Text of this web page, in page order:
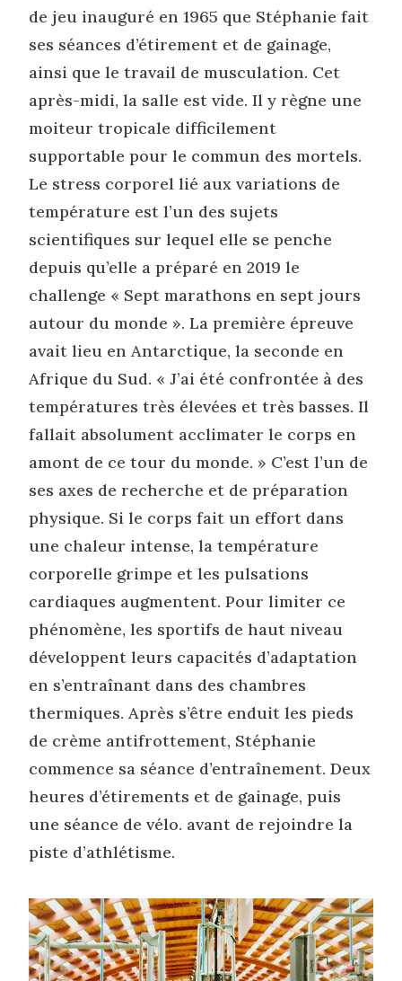
de jeu inauguré en 1965 que Stéphanie fait
ses séances d’étirement et de gainage,
ainsi que le travail de musculation. Cet
après-midi, la salle est vide. Il y règne une
moiteur tropicale difficilement
supportable pour le commun des mortels.
Le stress corporel lié aux variations de
température est l’un des sujets
scientifiques sur lequel elle se penche
depuis qu’elle a préparé en 2019 le
challenge « Sept marathons en sept jours
autour du monde ». La première épreuve
avait lieu en Antarctique, la seconde en
Afrique du Sud. « J’ai été confrontée à des
températures très élevées et très basses. Il
fallait absolument acclimater le corps en
amont de ce tour du monde. » C’est l’un de
ses axes de recherche et de préparation
physique. Si le corps fait un effort dans
une chaleur intense, la température
corporelle grimpe et les pulsations
cardiaques augmentent. Pour limiter ce
phénomène, les sportifs de haut niveau
développent leurs capacités d’adaptation
en s’entraînant dans des chambres
thermiques. Après s’être enduit les pieds
de crème antifrottement, Stéphanie
commence sa séance d’entraînement. Deux
heures d’étirements et de gainage, puis
une séance de vélo. avant de rejoindre la
piste d’athlétisme.